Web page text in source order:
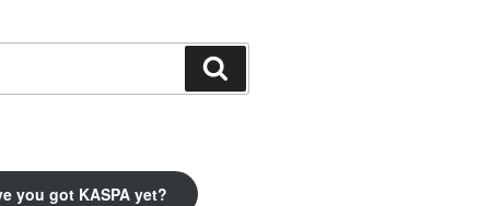
you got KASPA yet?